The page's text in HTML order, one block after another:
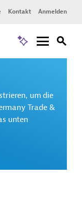
Kontakt Anmelden
um die
Trade &
unten